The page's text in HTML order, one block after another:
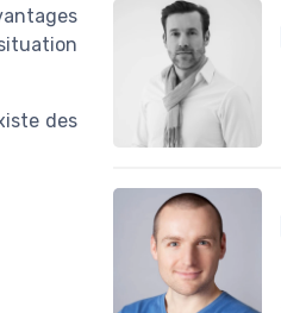
des